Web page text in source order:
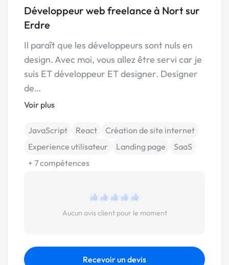
Développeur web freelance à Nort sur
Erdre
Il paraît que les développeurs sont nuls en
design. Avec moi, vous allez être servi car je
suis ET développeur ET designer. Designer
de…
Voir plus
JavaScript React
Création de site internet
Experience utilisateur
Landing page
SaaS
+ 7 compétences
Aucun avis client pour le moment
Recevoir un devis